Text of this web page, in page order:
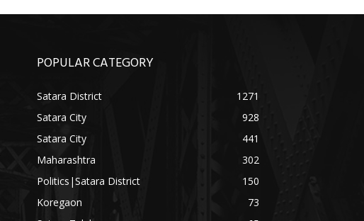
POPULAR CATEGORY
Satara District
1271
Satara City
928
Satara City
441
Maharashtra
302
Politics|Satara District
150
Koregaon
73